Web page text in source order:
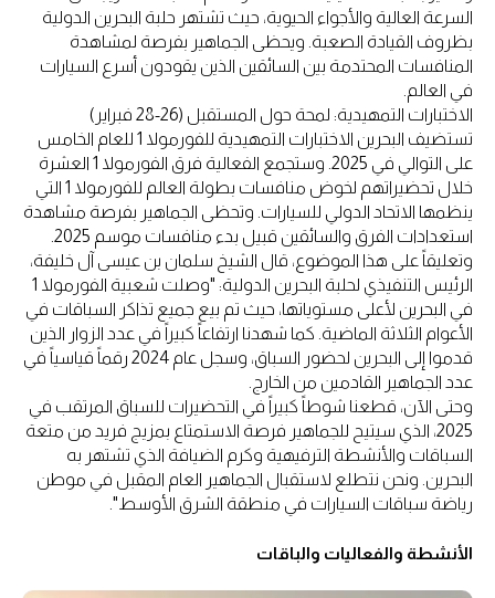
السرعة العالية والأجواء الحيوية، حيث تشتهر حلبة البحرين الدولية
بظروف القيادة الصعبة. ويحظى الجماهير بفرصة لمشاهدة
المنافسات المحتدمة بين السائقين الذين يقودون أسرع السيارات
في العالم.
الاختبارات التمهيدية: لمحة حول المستقبل (26-28 فبراير)
تستضيف البحرين الاختبارات التمهيدية للفورمولا 1 للعام الخامس
على التوالي في 2025. وستجمع الفعالية فرق الفورمولا 1 العشرة
خلال تحضيراتهم لخوض منافسات بطولة العالم للفورمولا 1 التي
ينظمها الاتحاد الدولي للسيارات. وتحظى الجماهير بفرصة مشاهدة
استعدادات الفرق والسائقين قبيل بدء منافسات موسم 2025.
وتعليقاً على هذا الموضوع، قال الشيخ سلمان بن عيسى آل خليفة،
الرئيس التنفيذي لحلبة البحرين الدولية: "وصلت شعبية الفورمولا 1
في البحرين لأعلى مستوياتها، حيث تم بيع جميع تذاكر السباقات في
الأعوام الثلاثة الماضية. كما شهدنا ارتفاعاً كبيراً في عدد الزوار الذين
قدموا إلى البحرين لحضور السباق، وسجل عام 2024 رقماً قياسياً في
عدد الجماهير القادمين من الخارج.
وحتى الآن، قطعنا شوطاً كبيراً في التحضيرات للسباق المرتقب في
2025، الذي سيتيح للجماهير فرصة الاستمتاع بمزيج فريد من متعة
السباقات والأنشطة الترفيهية وكرم الضيافة الذي تشتهر به
البحرين. ونحن نتطلع لاستقبال الجماهير العام المقبل في موطن
رياضة سباقات السيارات في منطقة الشرق الأوسط".
الأنشطة والفعاليات والباقات